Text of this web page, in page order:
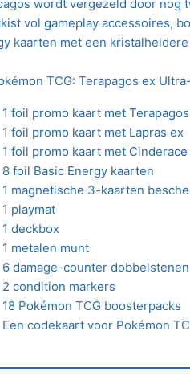
wordt vergezeld door nog
vol gameplay accessoires,
kaarten met een
TCG: Terapagos ex
1 foil promo kaart met
1 foil promo kaart met Lapras ex
1 foil promo kaart met
8 foil Basic Energy kaarten
1 magnetische 3-kaarten
1 playmat
1 deckbox
1 metalen munt
6 damage-counter dobbelstenen
2 condition markers
18 Pokémon TCG boosterpacks
Een codekaart voor Pokémon